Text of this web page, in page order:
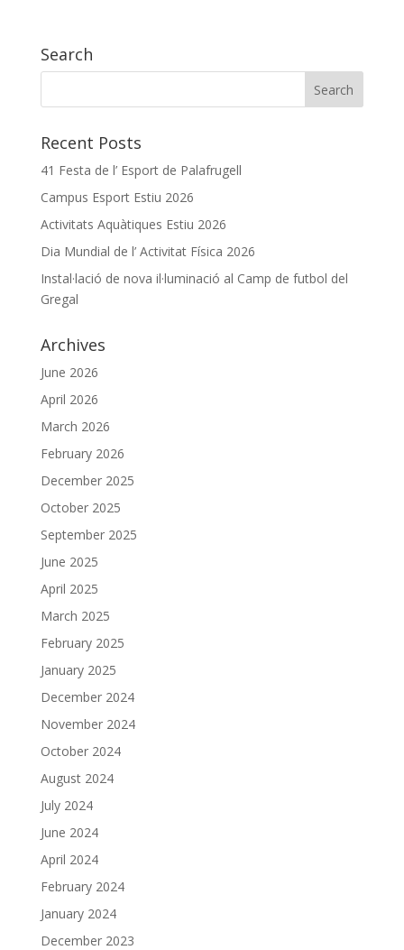
Search
Recent Posts
41 Festa de l’ Esport de Palafrugell
Campus Esport Estiu 2026
Activitats Aquàtiques Estiu 2026
Dia Mundial de l’ Activitat Física 2026
Instal·lació de nova il·luminació al Camp de futbol del
Gregal
Archives
June 2026
April 2026
March 2026
February 2026
December 2025
October 2025
September 2025
June 2025
April 2025
March 2025
February 2025
January 2025
December 2024
November 2024
October 2024
August 2024
July 2024
June 2024
April 2024
February 2024
January 2024
December 2023